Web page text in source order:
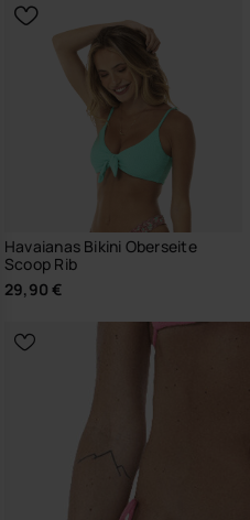
Havaianas Bikini Oberseite
Scoop Rib
29,90 €